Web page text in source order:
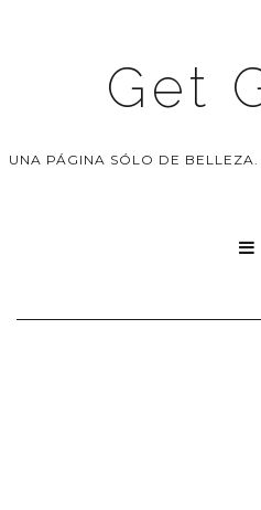
Get
UNA PÁGINA SÓLO DE
